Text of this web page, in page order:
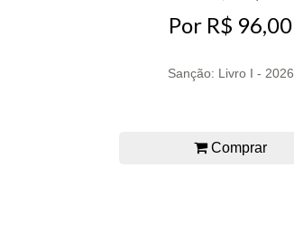
Por R$ 96,00
Sanção: Livro I - 2026
Comprar